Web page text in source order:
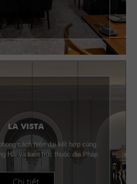
LA VISTA
cách hiện đại kết hợp cùng
Hải và kiến trúc thuộc địa Pháp
Chi tiết